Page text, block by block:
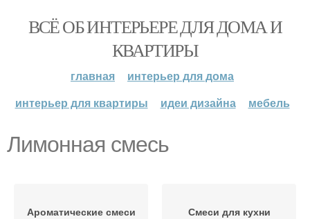
ВСЁ ОБ ИНТЕРЬЕРЕ ДЛЯ ДОМА И
КВАРТИРЫ
главная
интерьер для дома
интерьер для квартиры
идеи дизайна мебель
Лимонная смесь
Ароматические смеси Смеси для кухни